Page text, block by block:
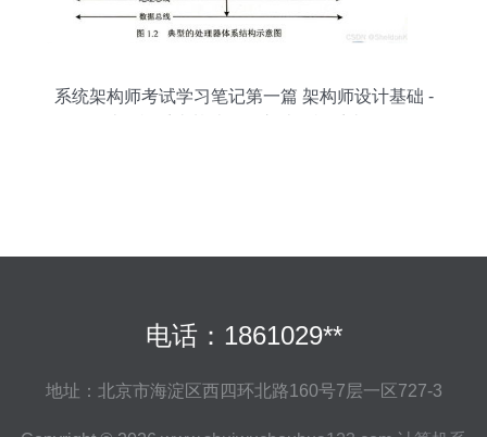
系统架构师考试学习笔记第一篇 架构师设计基础 -
电话：1861029**
地址：北京市海淀区西四环北路160号7层一区727-3